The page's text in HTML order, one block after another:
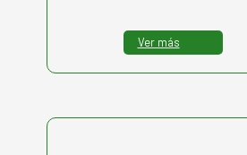
Ver más